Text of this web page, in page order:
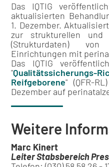
Das IQTIG
aktualisierten
1. Dezember.
zur strukturellen und
(Strukturdaten)
Einrichtungen mit
Das IQTIG
"
Reifgeborene" (QFR-
Dezember auf
Weitere
Marc Kinert
Leiter Stabsbereich